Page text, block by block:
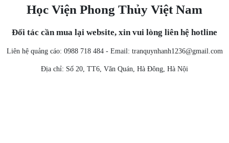
Học Viện Phong Thủy Việt Nam
Đối tác cần mua lại website, xin vui lòng liên hệ hotline
Liên hệ quảng cáo: 0988 718 484 - Email: tranquynhanh1236@gmail.com
Địa chỉ: Số 20, TT6, Văn Quán, Hà Đông, Hà Nội